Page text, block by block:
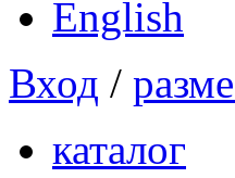
Вход /
каталог